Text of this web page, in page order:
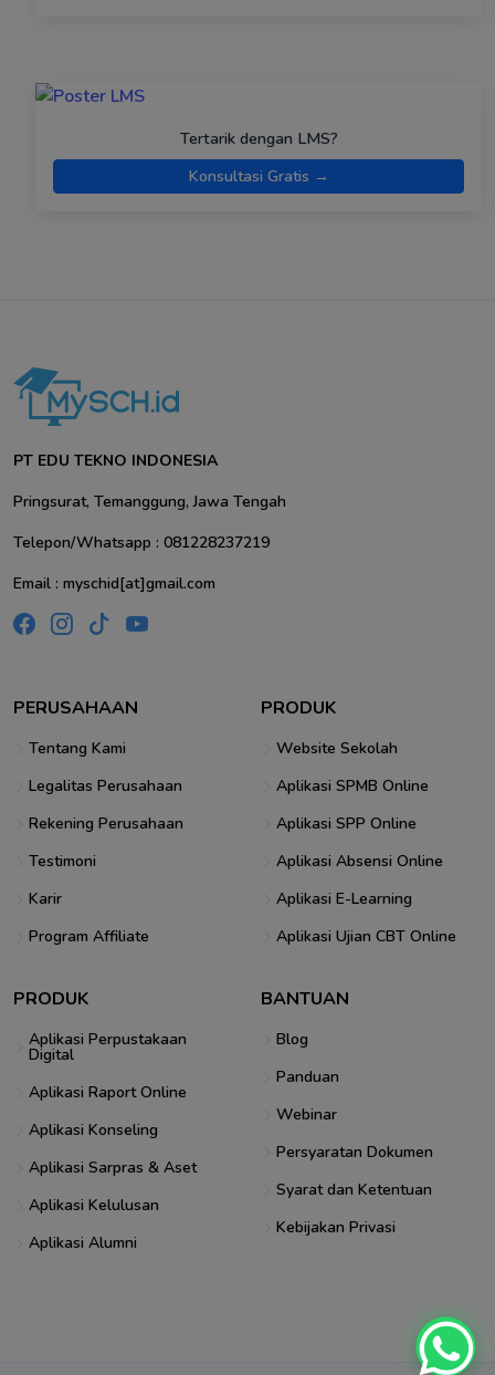
Tertarik dengan LMS?
Konsultasi Gratis →
PT EDU TEKNO INDONESIA
Pringsurat, Temanggung, Jawa Tengah
Telepon/Whatsapp : 081228237219
Email : myschid[at]gmail.com
PERUSAHAAN
Tentang Kami
Legalitas Perusahaan
Rekening Perusahaan
Testimoni
Karir
Program Affiliate
PRODUK
Website Sekolah
Aplikasi SPMB Online
Aplikasi SPP Online
Aplikasi Absensi Online
Aplikasi E-Learning
Aplikasi Ujian CBT Online
PRODUK
Aplikasi Perpustakaan
Digital
Aplikasi Raport Online
Aplikasi Konseling
Aplikasi Sarpras & Aset
Aplikasi Kelulusan
Aplikasi Alumni
BANTUAN
Blog
Panduan
Webinar
Persyaratan Dokumen
Syarat dan Ketentuan
Kebijakan Privasi